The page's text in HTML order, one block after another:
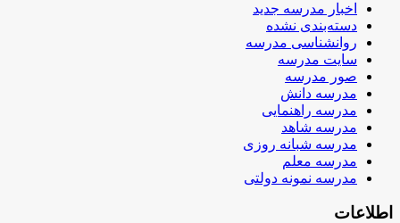
اخبار مدرسه جدید
دسته‌بندی نشده
روانشناسی مدرسه
سایت مدرسه
صور مدرسه
مدرسه دانش
مدرسه راهنمایی
مدرسه شاهد
مدرسه شبانه روزی
مدرسه معلم
مدرسه نمونه دولتی
اطلاعات